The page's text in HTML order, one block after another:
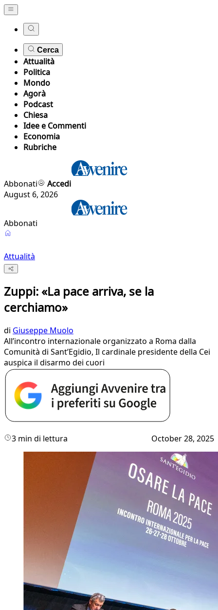
Cerca
Attualità
Politica
Mondo
Agorà
Podcast
Chiesa
Idee e Commenti
Economia
Rubriche
Abbonati
Accedi
August 6, 2026
Abbonati
Attualità
Zuppi: «La pace arriva, se la
cerchiamo»
di Giuseppe Muolo
All’incontro internazionale organizzato a Roma dalla
Comunità di Sant’Egidio, Il cardinale presidente della Cei
auspica il disarmo dei cuori
3 min di lettura October 28, 2025